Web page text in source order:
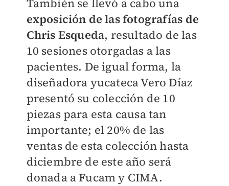
También se llevó a cabo una
exposición de las fotografías de
Chris Esqueda, resultado de las
10 sesiones otorgadas a las
pacientes. De igual forma, la
diseñadora yucateca Vero Díaz
presentó su colección de 10
piezas para esta causa tan
importante; el 20% de las
ventas de esta colección hasta
diciembre de este año será
donada a Fucam y CIMA.